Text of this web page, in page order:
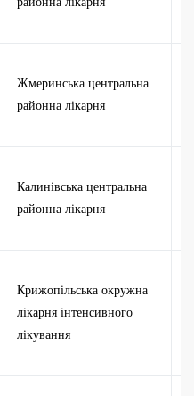
Жмеринська центральна
районна лікарня
Калинівська центральна
районна лікарня
Крижопільська окружна
лікарня інтенсивного
лікування